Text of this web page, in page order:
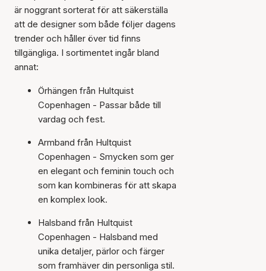
är noggrant sorterat för att säkerställa
att de designer som både följer dagens
trender och håller över tid finns
tillgängliga. I sortimentet ingår bland
annat:
Örhängen från Hultquist
Copenhagen - Passar både till
vardag och fest.
Armband från Hultquist
Copenhagen - Smycken som ger
en elegant och feminin touch och
som kan kombineras för att skapa
en komplex look.
Halsband från Hultquist
Copenhagen - Halsband med
unika detaljer, pärlor och färger
som framhäver din personliga stil.